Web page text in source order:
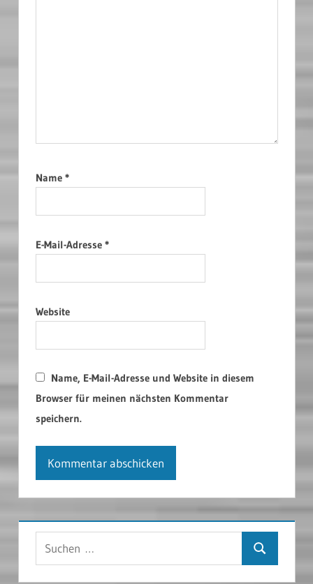
Name *
E-Mail-Adresse *
Website
Name, E-Mail-Adresse und Website in diesem
Browser für meinen nächsten Kommentar
speichern.
Suchen